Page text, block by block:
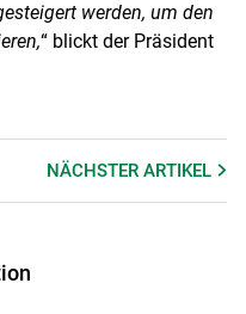
werden, um den
“ blickt der Präsident
NÄCHSTERARTIKEL